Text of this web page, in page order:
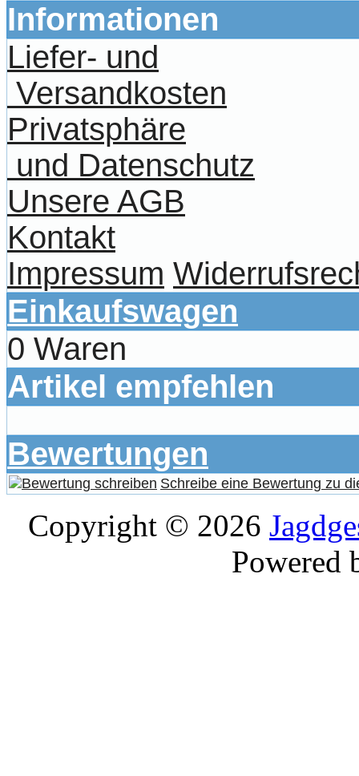
Informationen
Liefer- und
Versandkosten
Privatsphäre
und Datenschutz
Unsere AGB
Kontakt
Impressum
Einkaufswagen
0 Waren
Artikel empfehlen
Bewertungen
Schreibe eine Bewertung zu
Copyright © 2026
Powered